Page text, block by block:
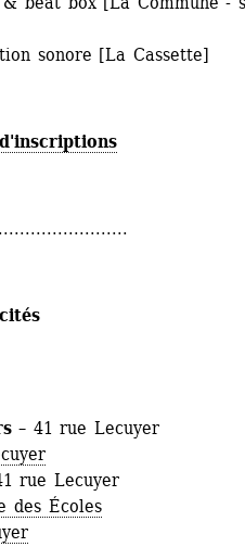
sonore [La Cassette]
– 41 rue Lecuyer
rue Lecuyer
des Écoles